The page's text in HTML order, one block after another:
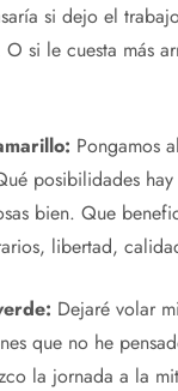
si dejo el
si le cuesta más
Pongamos
posibilidades
bien. Que
libertad,
Dejaré volar
que no he
la jornada a la